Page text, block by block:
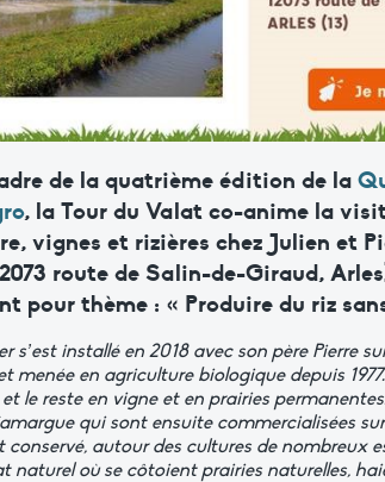
de la quatrième édition de la
, la Tour du Valat co-anime la
vignes et rizières chez Julien et
route de Salin-de-Giraud,
pour thème : « Produire du riz
s’est installé en 2018 avec son père Pierre
menée en agriculture biologique depuis
le reste en vigne et en prairies
qui sont ensuite commercialisées
conservé, autour des cultures de nombreux
naturel où se côtoient prairies naturelles,